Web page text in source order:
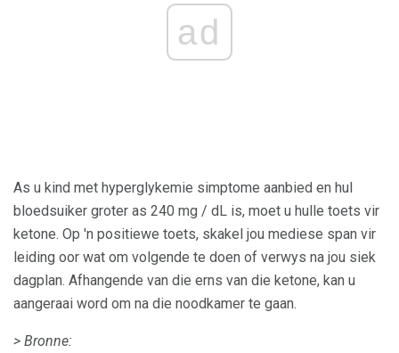
ad
As u kind met hyperglykemie simptome aanbied en hul
bloedsuiker groter as 240 mg / dL is, moet u hulle toets vir
ketone. Op 'n positiewe toets, skakel jou mediese span vir
leiding oor wat om volgende te doen of verwys na jou siek
dagplan. Afhangende van die erns van die ketone, kan u
aangeraai word om na die noodkamer te gaan.
> Bronne: